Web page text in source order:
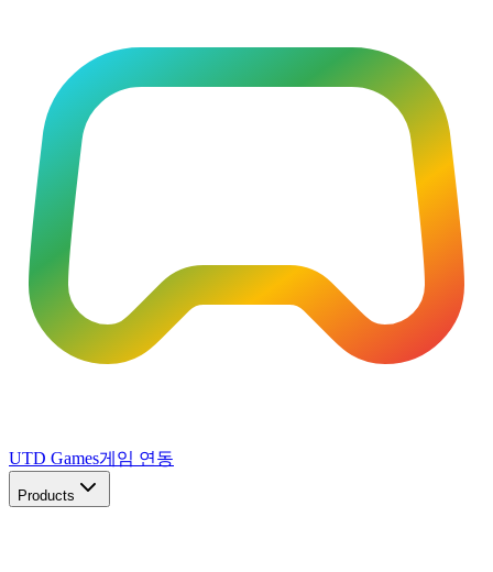
UTD Games게임 연동
Products